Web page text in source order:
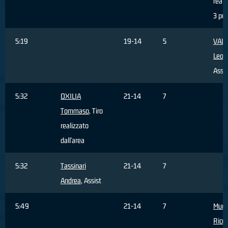
3
5:19 19-14 5
5:32
OXILIA
Tommaso, Tiro
realizzato
dall'area
21-14 7
5:32
Tassinari
Andrea, Assist
21-14 7
5:49 21-14 7
Murri